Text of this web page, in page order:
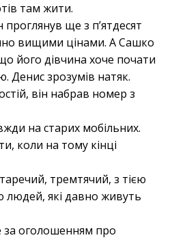
там жити.
проглянув ще з п’ятдесят
вищими цінами. А Сашко
його дівчина хоче почати
Денис зрозумів натяк.
він набрав номер з
на старих мобільних.
коли на тому кінці
тремтячий, з тією
людей, які давно живуть
за оголошенням про